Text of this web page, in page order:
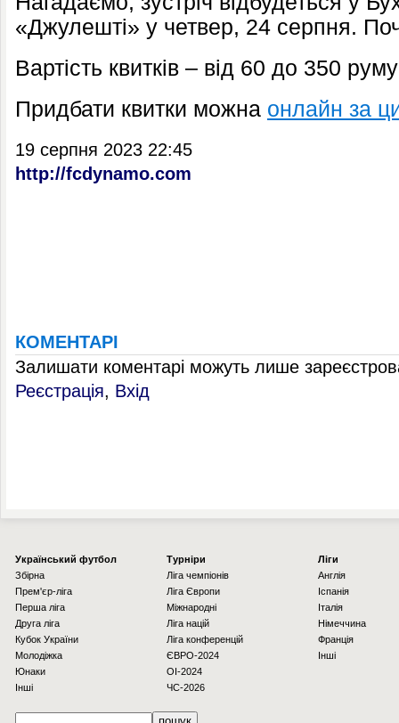
«Джулешті» у четвер, 24 серпня.
Вартість квитків – від 60 до 350
Придбати квитки можна онлайн за
19 серпня 2023 22:45
http://fcdynamo.com
КОМЕНТАРІ
Залишати коментарі можуть лише
Реєстрація, Вхід
Українcький футбол
Збірна
Прем'єр-ліга
Перша ліга
Друга ліга
Кубок України
Молодіжка
Юнаки
Інші
Турніри
Ліга чемпіонів
Ліга Європи
Міжнародні
Ліга націй
Ліга конференцій
ЄВРО-2024
OI-2024
ЧС-2026
Ліги
Англія
Іспанія
Італія
Німеччина
Франція
Інші